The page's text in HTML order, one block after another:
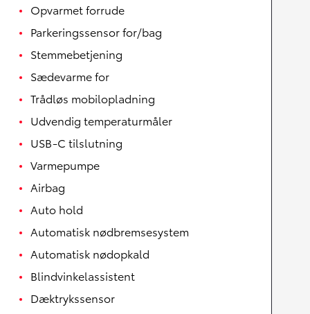
Opvarmet forrude
Parkeringssensor for/bag
Stemmebetjening
Sædevarme for
Trådløs mobilopladning
Udvendig temperaturmåler
USB-C tilslutning
Varmepumpe
Airbag
Auto hold
Automatisk nødbremsesystem
Automatisk nødopkald
Blindvinkelassistent
Dæktrykssensor